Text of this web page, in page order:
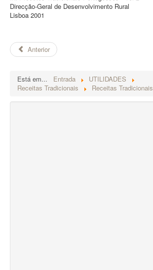
Direcção-Geral de Desenvolvimento Rural
Lisboa 2001
Anterior
Está em... Entrada
UTILIDADES
Receitas Tradicionais
Receitas Tradicionais